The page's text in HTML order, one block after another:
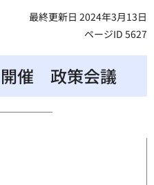
最終更新日 2024年3月13日
ページID 5627
催 政策会議